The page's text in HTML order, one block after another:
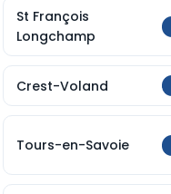
St François
Longchamp
Crest-Voland
Tours-en-Savoie